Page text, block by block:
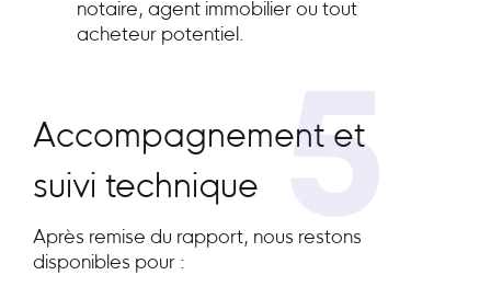
notaire, agent immobilier ou tout
acheteur potentiel.
5
Accompagnement et
suivi technique
Après remise du rapport, nous restons
disponibles pour :